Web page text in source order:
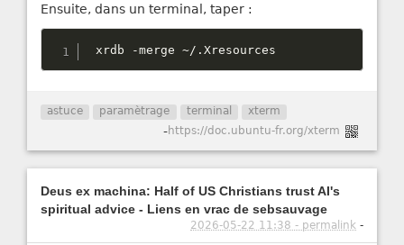
Ensuite, dans un terminal, taper :
xrdb -merge ~/ .Xresources
astuce paramètrage terminal xterm
-https://doc.ubuntu-fr.org/xterm
Deus ex machina: Half of US Christians trust AI's
spiritual advice - Liens en vrac de sebsauvage
2026-05-22 11:38 - permalink -